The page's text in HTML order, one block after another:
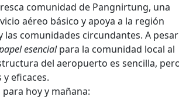
comunidad de Pangnirtung, una
aéreo básico y apoya a la región
comunidades circundantes. A pesar
esencialpara la comunidad local al
del aeropuerto es sencilla,
eficaces.
hoy y mañana: